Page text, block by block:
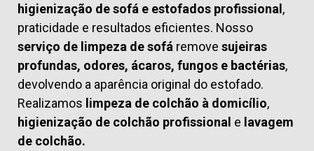
higienização de sofá e estofados profissional,
praticidade e resultados eficientes. Nosso
serviço de limpeza de sofá remove sujeiras
profundas, odores, ácaros, fungos e bactérias,
devolvendo a aparência original do estofado.
Realizamos limpeza de colchão à domicílio,
higienização de colchão profissional e lavagem
de colchão.